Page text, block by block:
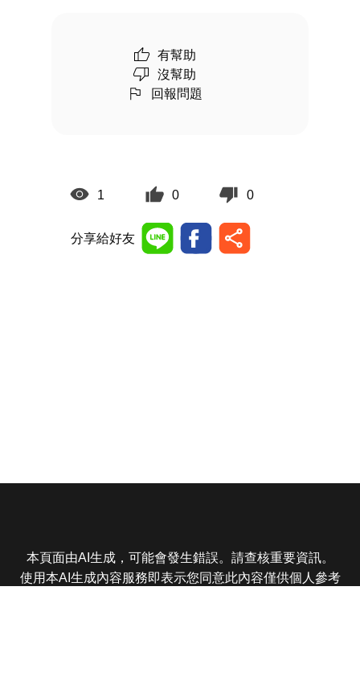
有幫助
沒幫助
回報問題
1 0 0
分享給好友
本頁面由AI生成，可能會發生錯誤。請查核重要資訊。
使用本AI生成內容服務即表示您同意此內容僅供個人參考